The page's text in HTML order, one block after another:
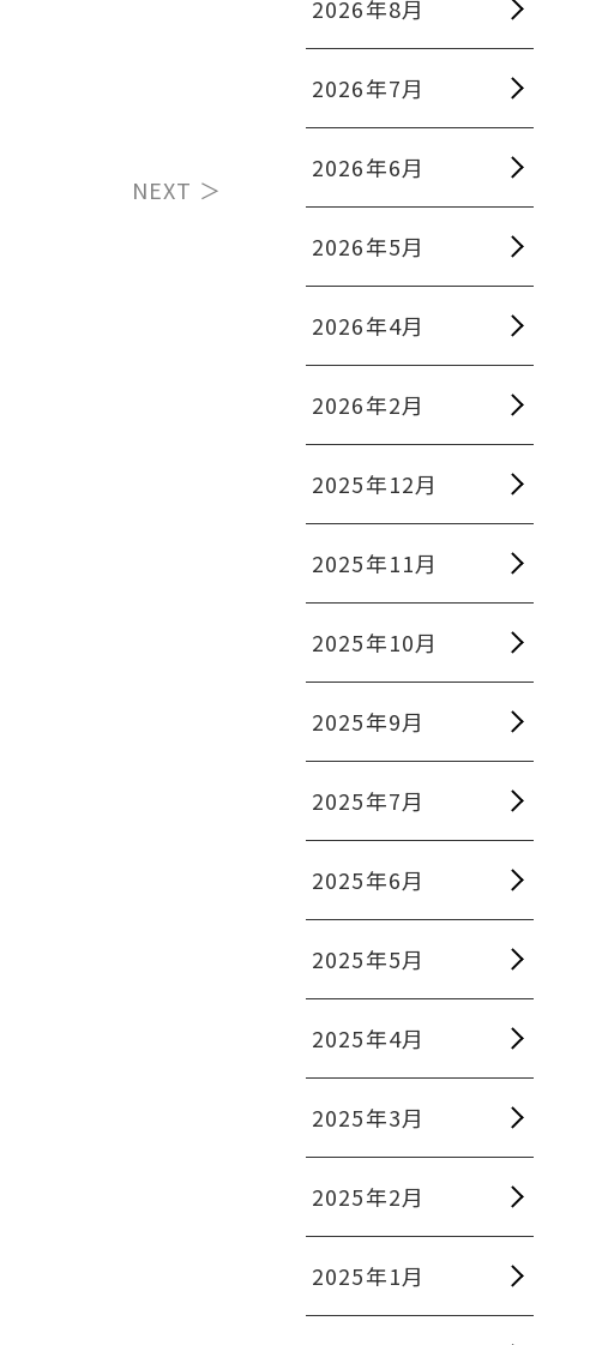
NEXT ＞
2026年8月
2026年7月
2026年6月
2026年5月
2026年4月
2026年2月
2025年12月
2025年11月
2025年10月
2025年9月
2025年7月
2025年6月
2025年5月
2025年4月
2025年3月
2025年2月
2025年1月